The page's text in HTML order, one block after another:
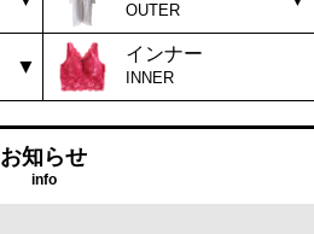
OUTER
インナー
INNER
お知らせ
info